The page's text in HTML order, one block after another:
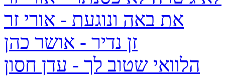
את באה ונוגעת - אורי זר
זן נדיר - אושר כהן
הלוואי שטוב לך - עדן חסון